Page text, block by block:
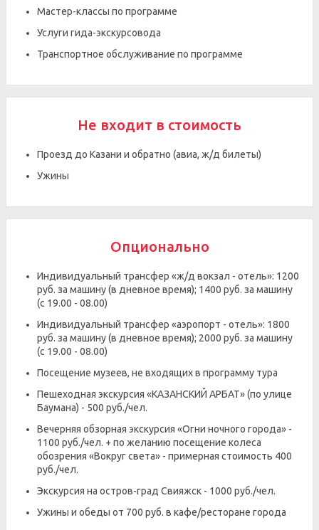
Мастер-классы по программе
Услуги гида-экскурсовода
Транспортное обслуживание по программе
Не входит в стоимость
Проезд до Казани и обратно (авиа, ж/д билеты)
Ужины
Опционально
Индивидуальный трансфер «ж/д вокзал - отель»: 1200
руб. за машину (в дневное время); 1400 руб. за машину
(с 19.00 - 08.00)
Индивидуальный трансфер «аэропорт - отель»: 1800
руб. за машину (в дневное время); 2000 руб. за машину
(с 19.00 - 08.00)
Посещение музеев, не входящих в программу тура
Пешеходная экскурсия «КАЗАНСКИЙ АРБАТ» (по улице
Баумана) - 500 руб./чел.
Вечерняя обзорная экскурсия «Огни ночного города» -
1100 руб./чел. + по желанию посещение колеса
обозрения «Вокруг света» - примерная стоимость 400
руб./чел.
Экскурсия на остров-град Свияжск - 1000 руб./чел.
Ужины и обеды от 700 руб. в кафе/ресторане города